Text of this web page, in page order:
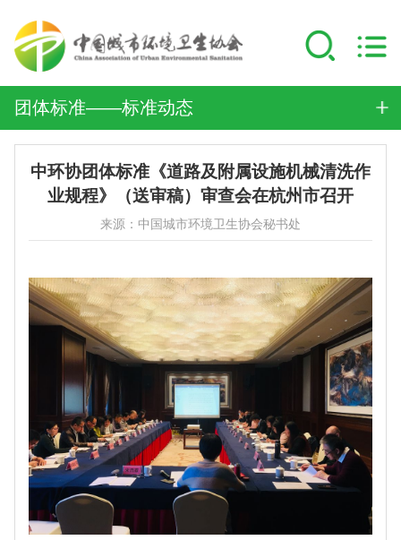
团体标准——标准动态
中环协团体标准《道路及附属设施机械清洗作
业规程》（送审稿）审查会在杭州市召开
来源：中国城市环境卫生协会秘书处